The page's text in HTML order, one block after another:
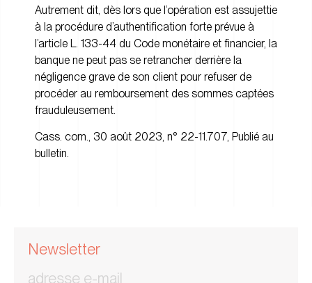
Autrement dit, dès lors que l’opération est assujettie
à la procédure d’authentification forte prévue à
l’article L. 133-44 du Code monétaire et financier, la
banque ne peut pas se retrancher derrière la
négligence grave de son client pour refuser de
procéder au remboursement des sommes captées
frauduleusement.
Cass. com., 30 août 2023, n° 22-11.707, Publié au
bulletin.
Newsletter